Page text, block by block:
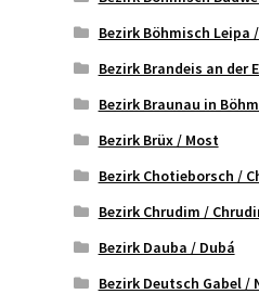
Bezirk Böhmisch Leipa
Bezirk Brandeis an der
Bezirk Braunau in
Bezirk Brüx / Most
Bezirk Chotieborsch /
Bezirk Chrudim /
Bezirk Dauba / Dubá
Bezirk Deutsch Gabel /